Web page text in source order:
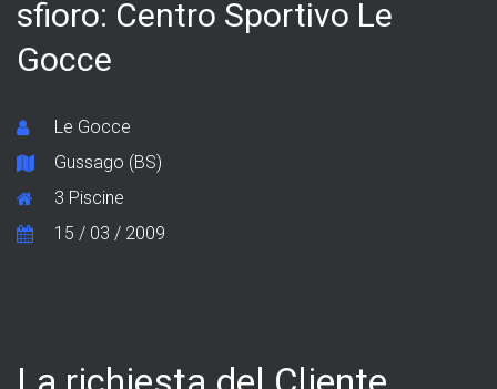
sfioro: Centro Sportivo Le
Gocce
Le Gocce
Gussago (BS)
3 Piscine
15 / 03 / 2009